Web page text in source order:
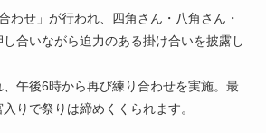
わせ」が行われ、四角さん・八角さん・
合いながら迫力のある掛け合いを披露し
午後6時から再び練り合わせを実施。最
りで祭りは締めくくられます。